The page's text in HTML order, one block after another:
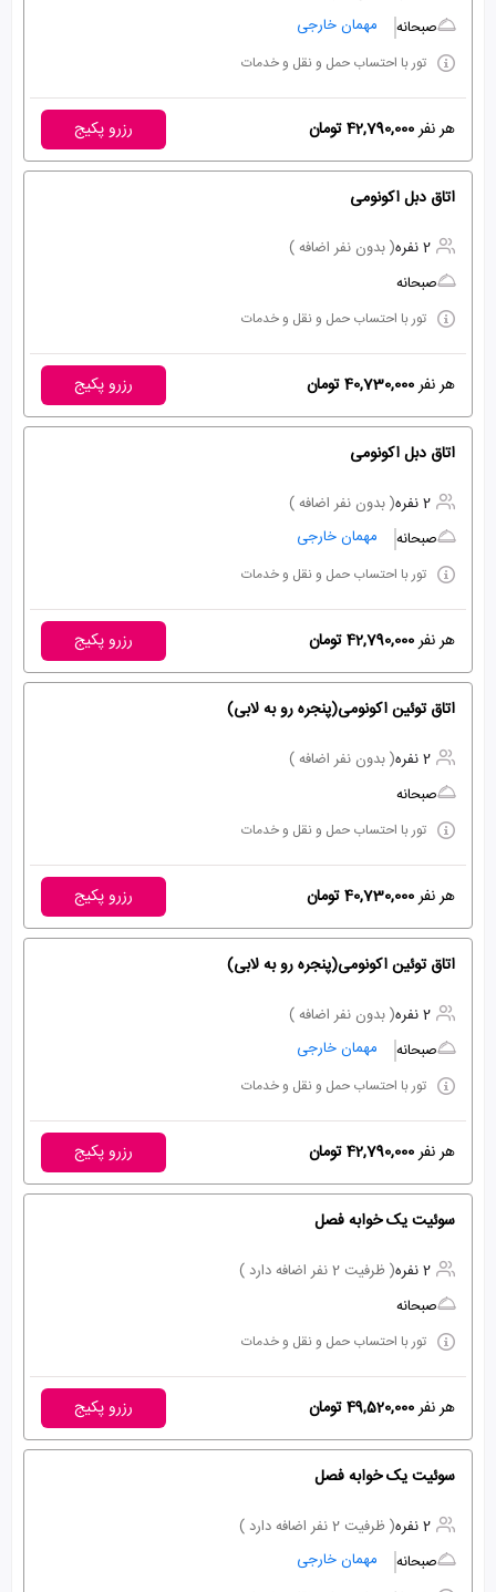
صبحانه
مهمان خارجی
تور با احتساب حمل و نقل و خدمات
هر نفر42,790,000 تومان رزرو پکیج
اتاق دبل اکونومی
2 نفره
( بدون نفر اضافه )
صبحانه
تور با احتساب حمل و نقل و خدمات
هر نفر40,730,000 تومان رزرو پکیج
اتاق دبل اکونومی
2 نفره
( بدون نفر اضافه )
صبحانه
مهمان خارجی
تور با احتساب حمل و نقل و خدمات
هر نفر42,790,000 تومان رزرو پکیج
اتاق توئین اکونومی(پنجره رو به لابی)
2 نفره
( بدون نفر اضافه )
صبحانه
تور با احتساب حمل و نقل و خدمات
هر نفر40,730,000 تومان رزرو پکیج
اتاق توئین اکونومی(پنجره رو به لابی)
2 نفره
( بدون نفر اضافه )
صبحانه
مهمان خارجی
تور با احتساب حمل و نقل و خدمات
هر نفر42,790,000 تومان رزرو پکیج
سوئیت یک خوابه فصل
2 نفره
( ظرفیت 2 نفر اضافه دارد )
صبحانه
تور با احتساب حمل و نقل و خدمات
هر نفر49,520,000 تومان رزرو پکیج
سوئیت یک خوابه فصل
2 نفره
( ظرفیت 2 نفر اضافه دارد )
صبحانه
مهمان خارجی